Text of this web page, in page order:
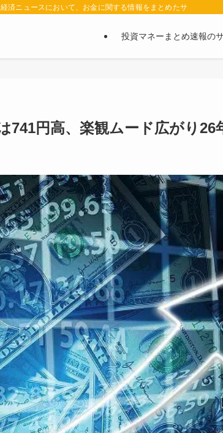
済ニュースにおいて、お金に関する情報をまとめたサイトで
投資マネーまとめ速報の
741円高、楽観ムード広がり26